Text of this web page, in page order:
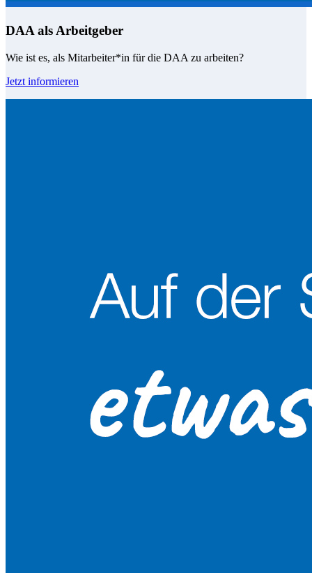
DAA als Arbeitgeber
Wie ist es, als Mitarbeiter*in für die DAA zu arbeiten?
Jetzt informieren